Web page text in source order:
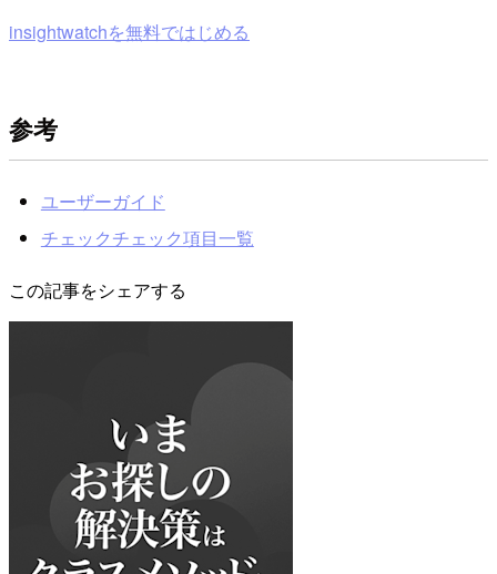
insightwatchを無料ではじめる
参考
ユーザーガイド
チェックチェック項目一覧
この記事をシェアする